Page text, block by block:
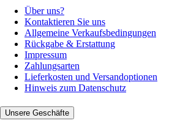
Über uns?
Kontaktieren Sie uns
Allgemeine Verkaufsbedingungen
Rückgabe & Erstattung
Impressum
Zahlungsarten
Lieferkosten und Versandoptionen
Hinweis zum Datenschutz
Unsere Geschäfte